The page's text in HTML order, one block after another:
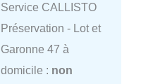
Service CALLISTO
Préservation - Lot et
Garonne 47 à
domicile : non